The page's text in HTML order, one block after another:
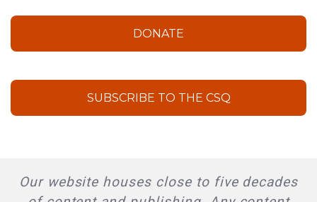
DONATE
SUBSCRIBE TO THE CSQ
Our website houses close to five decades